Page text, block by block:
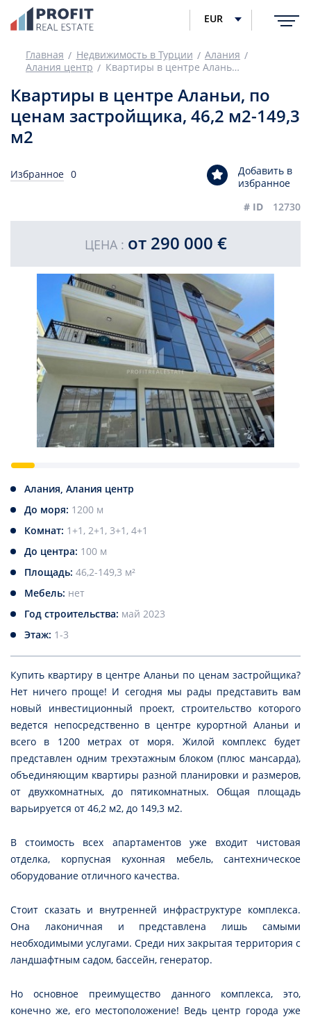
EUR
Главная Недвижимость в Турции
Алания
Алания центр
Квартиры в центре Аланьи, по ценам застройщика, 46,2 м2-149,3 м2
Квартиры в центре Аланьи, по
ценам застройщика, 46,2 м2-149,3
м2
Избранное 0
Добавить в
избранное
# ID
12730
ЦЕНА : от 290 000 €
Алания, Алания центр
До моря: 1200 м
Комнат: 1+1, 2+1, 3+1, 4+1
До центра: 100 м
Площадь: 46,2-149,3 м²
Мебель: нет
Год строительства: май 2023
Этаж: 1-3
Купить квартиру в центре Аланьи по ценам застройщика?
Нет ничего проще! И сегодня мы рады представить вам
новый инвестиционный проект, строительство которого
ведется непосредственно в центре курортной Аланьи и
всего в 1200 метрах от моря. Жилой комплекс будет
представлен одним трехэтажным блоком (плюс мансарда),
объединяющим квартиры разной планировки и размеров,
от двухкомнатных, до пятикомнатных. Общая площадь
варьируется от 46,2 м2, до 149,3 м2.
В стоимость всех апартаментов уже входит чистовая
отделка, корпусная кухонная мебель, сантехническое
оборудование отличного качества.
Стоит сказать и внутренней инфраструктуре комплекса.
Она лаконичная и представлена лишь самыми
необходимыми услугами. Среди них закрытая территория с
ландшафтным садом, бассейн, генератор.
Но основное преимущество данного комплекса, это,
конечно же, его местоположение! Ведь центр города уже